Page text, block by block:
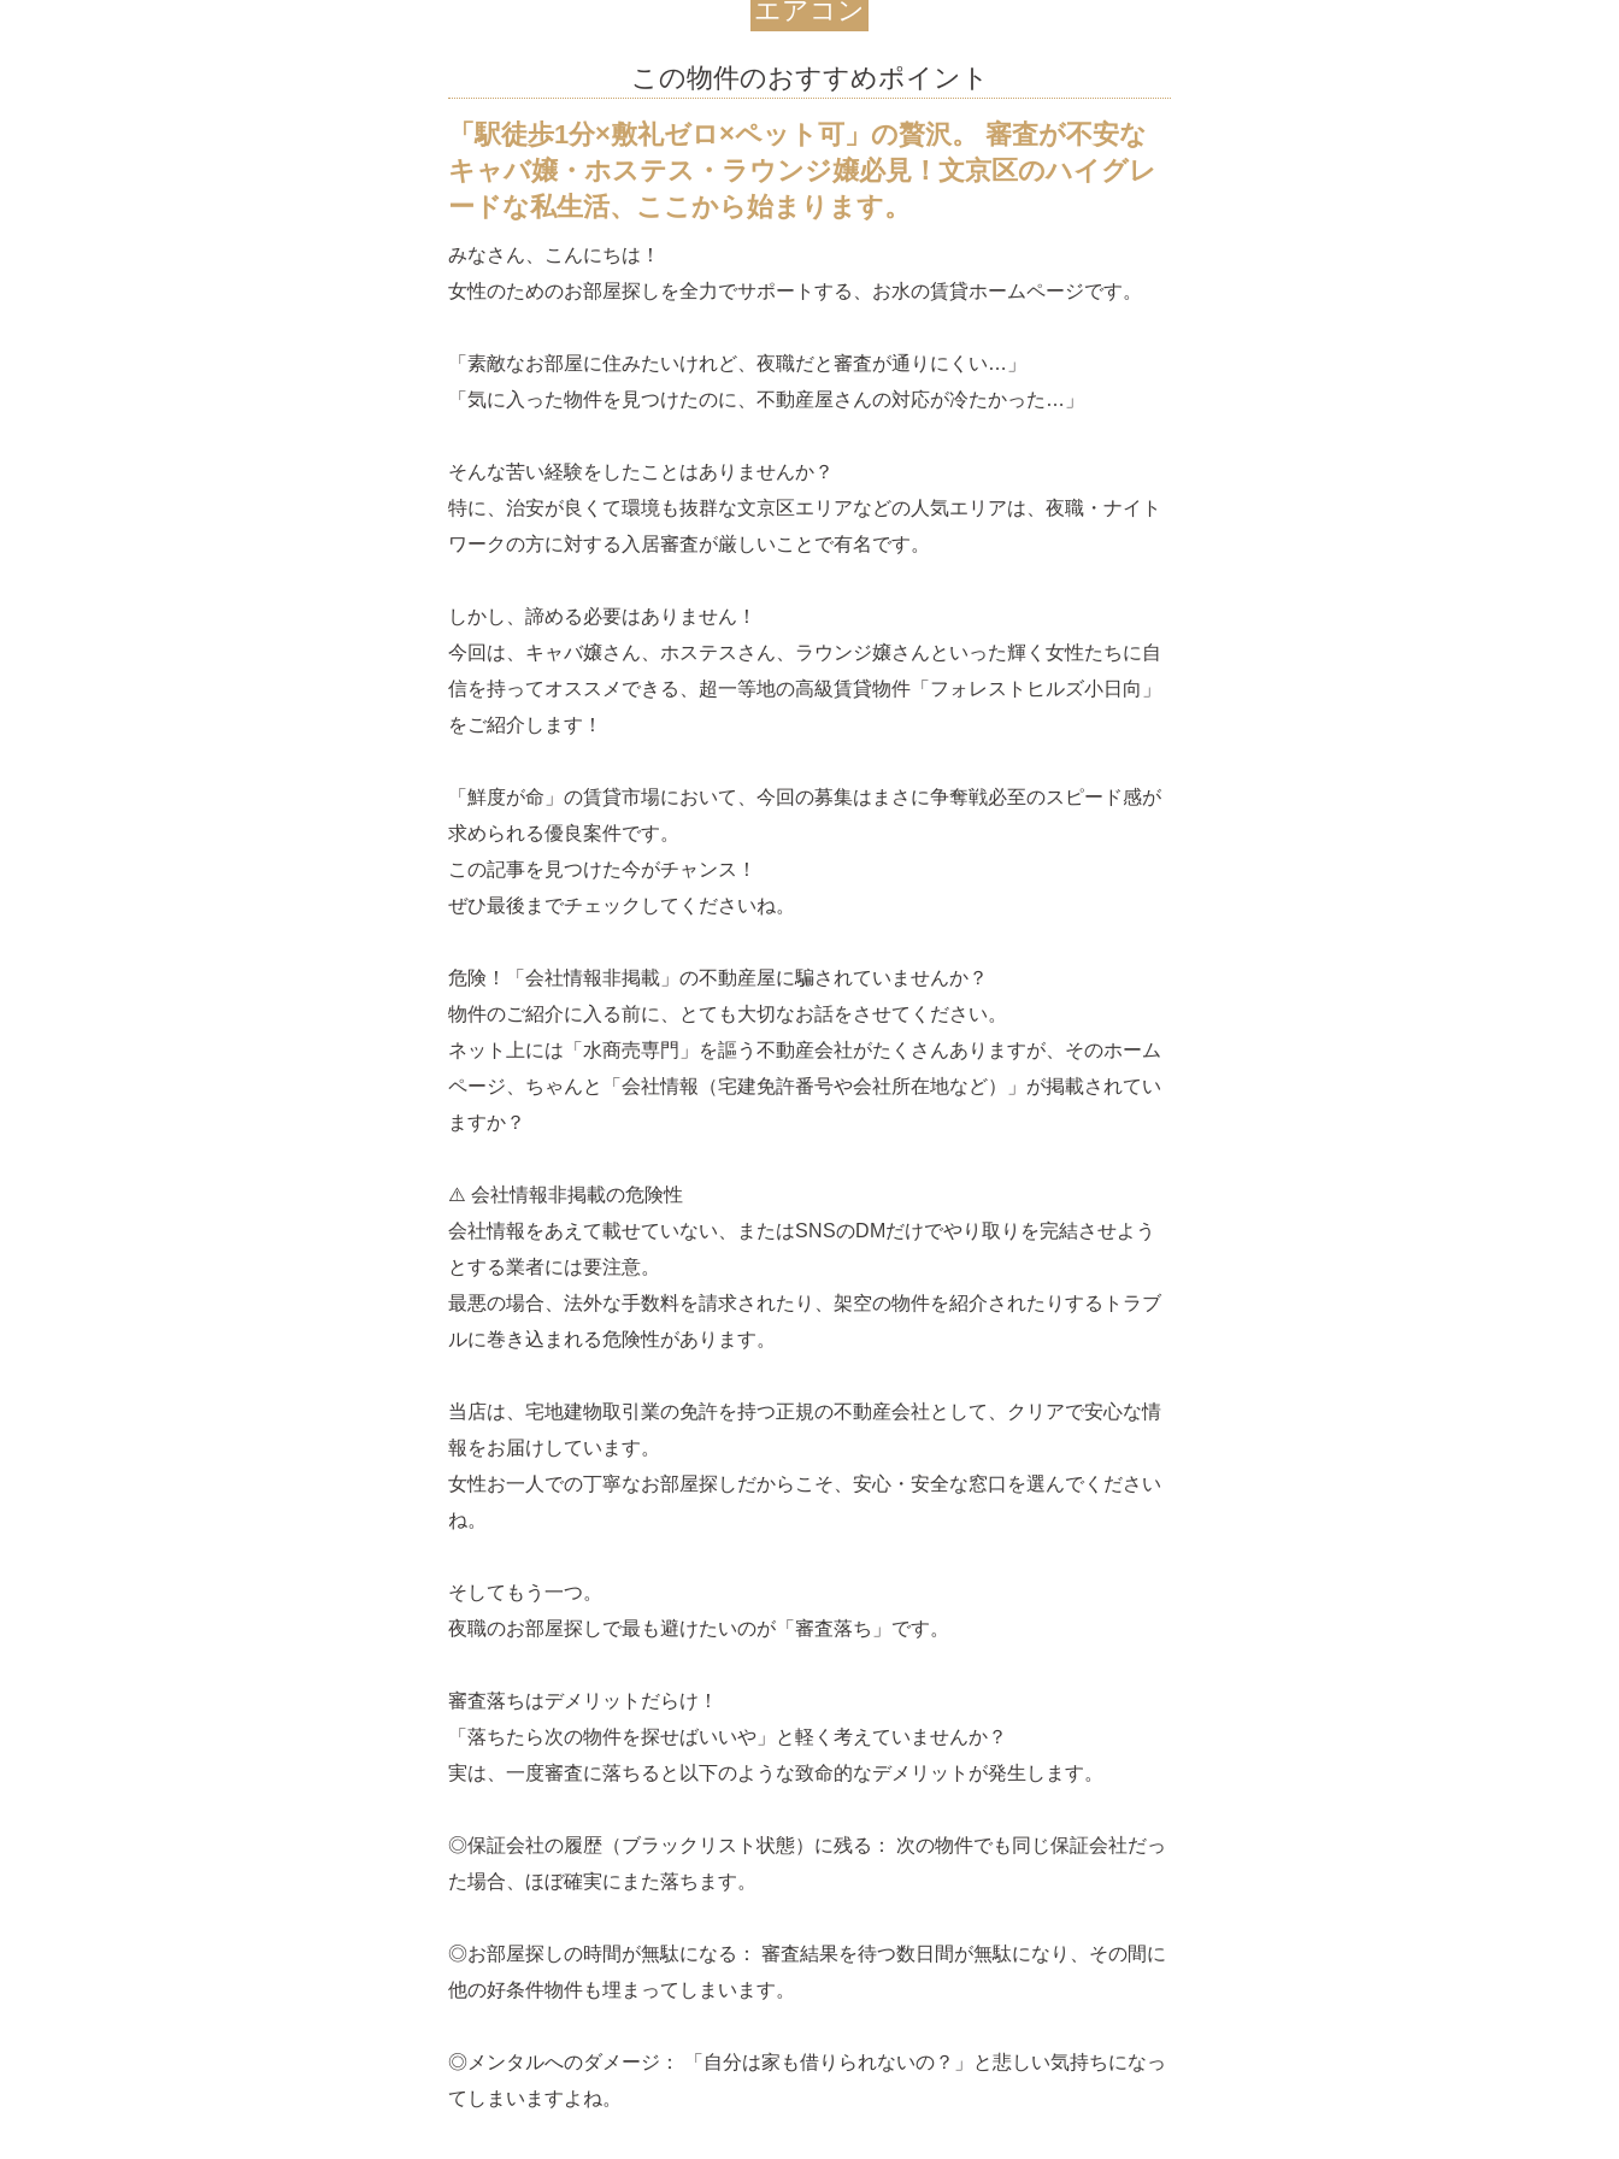
エアコン
この物件のおすすめポイント
「駅徒歩1分×敷礼ゼロ×ペット可」の贅沢。 審査が不安な
キャバ嬢・ホステス・ラウンジ嬢必見！文京区のハイグレ
ードな私生活、ここから始まります。
みなさん、こんにちは！
女性のためのお部屋探しを全力でサポートする、お水の賃貸ホームページです。
「素敵なお部屋に住みたいけれど、夜職だと審査が通りにくい…」
「気に入った物件を見つけたのに、不動産屋さんの対応が冷たかった…」
そんな苦い経験をしたことはありませんか？
特に、治安が良くて環境も抜群な文京区エリアなどの人気エリアは、夜職・ナイト
ワークの方に対する入居審査が厳しいことで有名です。
しかし、諦める必要はありません！
今回は、キャバ嬢さん、ホステスさん、ラウンジ嬢さんといった輝く女性たちに自
信を持ってオススメできる、超一等地の高級賃貸物件「フォレストヒルズ小日向」
をご紹介します！
「鮮度が命」の賃貸市場において、今回の募集はまさに争奪戦必至のスピード感が
求められる優良案件です。
この記事を見つけた今がチャンス！
ぜひ最後までチェックしてくださいね。
危険！「会社情報非掲載」の不動産屋に騙されていませんか？
物件のご紹介に入る前に、とても大切なお話をさせてください。
ネット上には「水商売専門」を謳う不動産会社がたくさんありますが、そのホーム
ページ、ちゃんと「会社情報（宅建免許番号や会社所在地など）」が掲載されてい
ますか？
⚠️ 会社情報非掲載の危険性
会社情報をあえて載せていない、またはSNSのDMだけでやり取りを完結させよう
とする業者には要注意。
最悪の場合、法外な手数料を請求されたり、架空の物件を紹介されたりするトラブ
ルに巻き込まれる危険性があります。
当店は、宅地建物取引業の免許を持つ正規の不動産会社として、クリアで安心な情
報をお届けしています。
女性お一人での丁寧なお部屋探しだからこそ、安心・安全な窓口を選んでください
ね。
そしてもう一つ。
夜職のお部屋探しで最も避けたいのが「審査落ち」です。
審査落ちはデメリットだらけ！
「落ちたら次の物件を探せばいいや」と軽く考えていませんか？
実は、一度審査に落ちると以下のような致命的なデメリットが発生します。
◎保証会社の履歴（ブラックリスト状態）に残る： 次の物件でも同じ保証会社だっ
た場合、ほぼ確実にまた落ちます。
◎お部屋探しの時間が無駄になる： 審査結果を待つ数日間が無駄になり、その間に
他の好条件物件も埋まってしまいます。
◎メンタルへのダメージ： 「自分は家も借りられないの？」と悲しい気持ちになっ
てしまいますよね。